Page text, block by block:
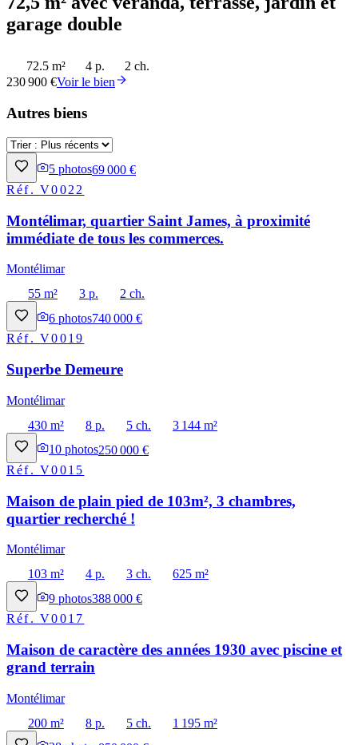
garage double
72.5 m² 4 p.
2 ch.
230 900 €Voir le bien
Autres biens
5 photos69 000 €
Réf.V0022
Montélimar, quartier Saint James, à proximité
immédiate de tous les commerces.
Montélimar
55 m²
3 p.
2 ch.
6 photos740 000 €
Réf.V0019
Superbe Demeure
Montélimar
430 m²
8 p. 5 ch.
3 144 m²
10 photos250 000 €
Réf.V0015
Maison de plain pied de 103m², 3 chambres,
quartier recherché !
Montélimar
103 m²
4 p. 3 ch.
625 m²
9 photos388 000 €
Réf.V0017
Maison de caractère des années 1930 avec piscine et
grand terrain
Montélimar
200 m²
8 p. 5 ch.
1 195 m²